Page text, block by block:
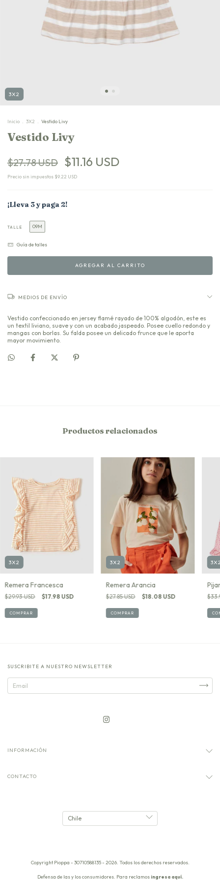
3X2
Inicio . 3X2 . Vestido Livy
Vestido Livy
$27.78 USD $11.16 USD
Precio sin impuestos $9.22 USD
¡Lleva 3 y paga 2!
TALLE 09M
Guía de talles
MEDIOS DE ENVÍO
Vestido confeccionado en jersey flamé rayado de 100% algodón, este es
un textil liviano, suave y con un acabado jaspeado. Posee cuello redondo y
mangas con borlas. Su falda posee un delicado frunce que le aporta
mayor movimiento.
Productos relacionados
3X2
Remera Francesca
$29.93 USD $17.98 USD
COMPRAR
3X2
Remera Arancia
$27.85 USD $18.08 USD
COMPRAR
SUSCRIBITE A NUESTRO NEWSLETTER
INFORMACIÓN
CONTACTO
Copyright Pioppa - 30710588135 - 2026. Todos los derechos reservados.
Defensa de las y los consumidores. Para reclamos ingresa aquí.